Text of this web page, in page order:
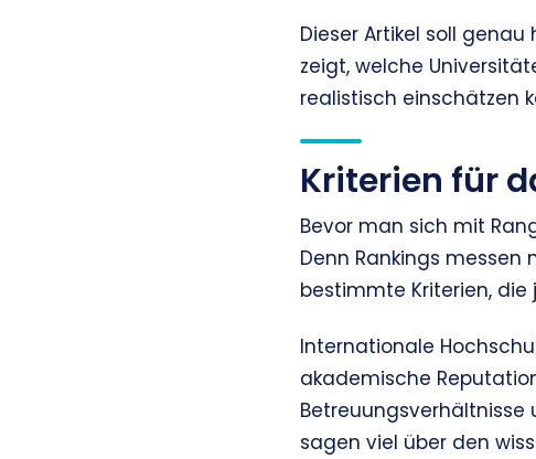
Dieser Artikel soll genau
zeigt, welche
realistisch einschätzen
Kriterien für
Bevor man sich mit
Denn Rankings messen
bestimmte Kriterien, die
Internationale
akademische
Betreuungsverhältnisse
sagen viel über den